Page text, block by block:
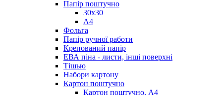
Папір поштучно
30х30
А4
Фольга
Папір ручної работи
Крепований папір
ЕВА піна - листи, інші поверхні
Тішью
Набори картону
Картон поштучно
Картон поштучно, А4